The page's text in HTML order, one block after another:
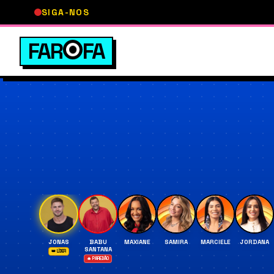
SIGA-NOS
FAR FA
👑
JONAS
👑 LÍDER
🔥
BABU
SANTANA
🔥 PAREDÃO
MAXIANE SAMIRA MARCIELE JORDANA